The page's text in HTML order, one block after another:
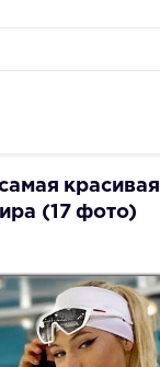
красивая
(17 фото)